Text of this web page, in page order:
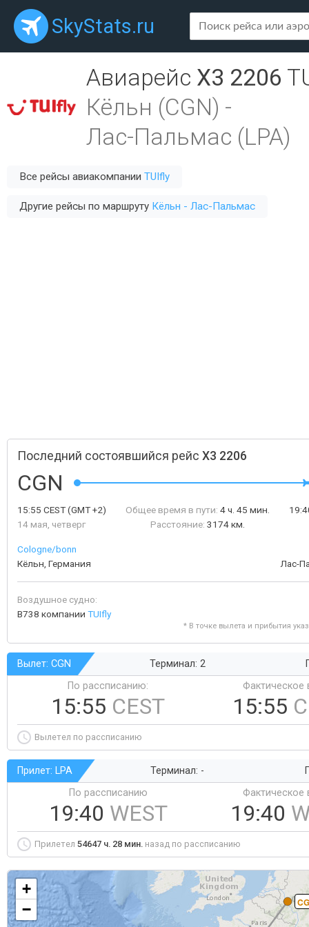
SkyStats.ru
Авиарейс X3 2206
Кёльн (CGN) -
Лас-Пальмас (LPA)
Все рейсы авиакомпании TUIfly
Другие рейсы по маршруту Кёльн - Лас-Пальмас
Последний состоявшийся рейс X3 2206
CGN
15:55 CEST(GMT +2)
14 мая, четверг
Общее время в пути: 4 ч. 45 мин.
Расстояние: 3174 км.
Cologne/bonn
Кёльн, Германия
Лас-
Воздушное судно:
B738 компании TUIfly
* В точке вылета и прибытия
Вылет: CGN Терминал: 2
По рассписанию:
15:55 CEST
Фактическое
15:55
Вылетел по рассписанию
Прилет: LPA Терминал: -
По рассписанию
19:40 WEST
Фактическое
19:40
Прилетел 54647 ч. 28 мин. назад по рассписанию
+
−